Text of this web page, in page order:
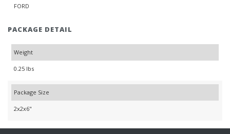
FORD
PACKAGE DETAIL
Weight
0.25 lbs
Package Size
2x2x6"